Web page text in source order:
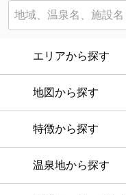
エリアから探す
地図から探す
特徴から探す
温泉地から探す